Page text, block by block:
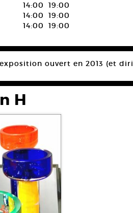
14:00
19:00
14:00
19:00
14:00 19:00
ouvert en 2013 (et
H